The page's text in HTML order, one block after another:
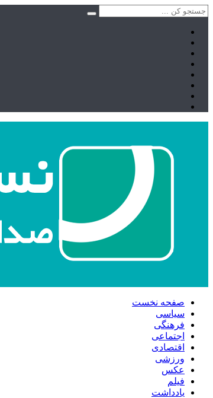
صفحه نخست
سیاسی
فرهنگی
اجتماعی
اقتصادی
ورزشی
عکس
فیلم
یادداشت